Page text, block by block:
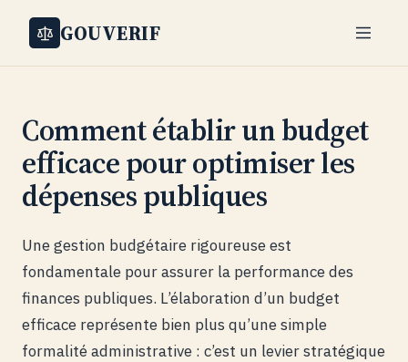
GOUVERIF
Comment établir un budget
efficace pour optimiser les
dépenses publiques
Une gestion budgétaire rigoureuse est
fondamentale pour assurer la performance des
finances publiques. L’élaboration d’un budget
efficace représente bien plus qu’une simple
formalité administrative : c’est un levier stratégique